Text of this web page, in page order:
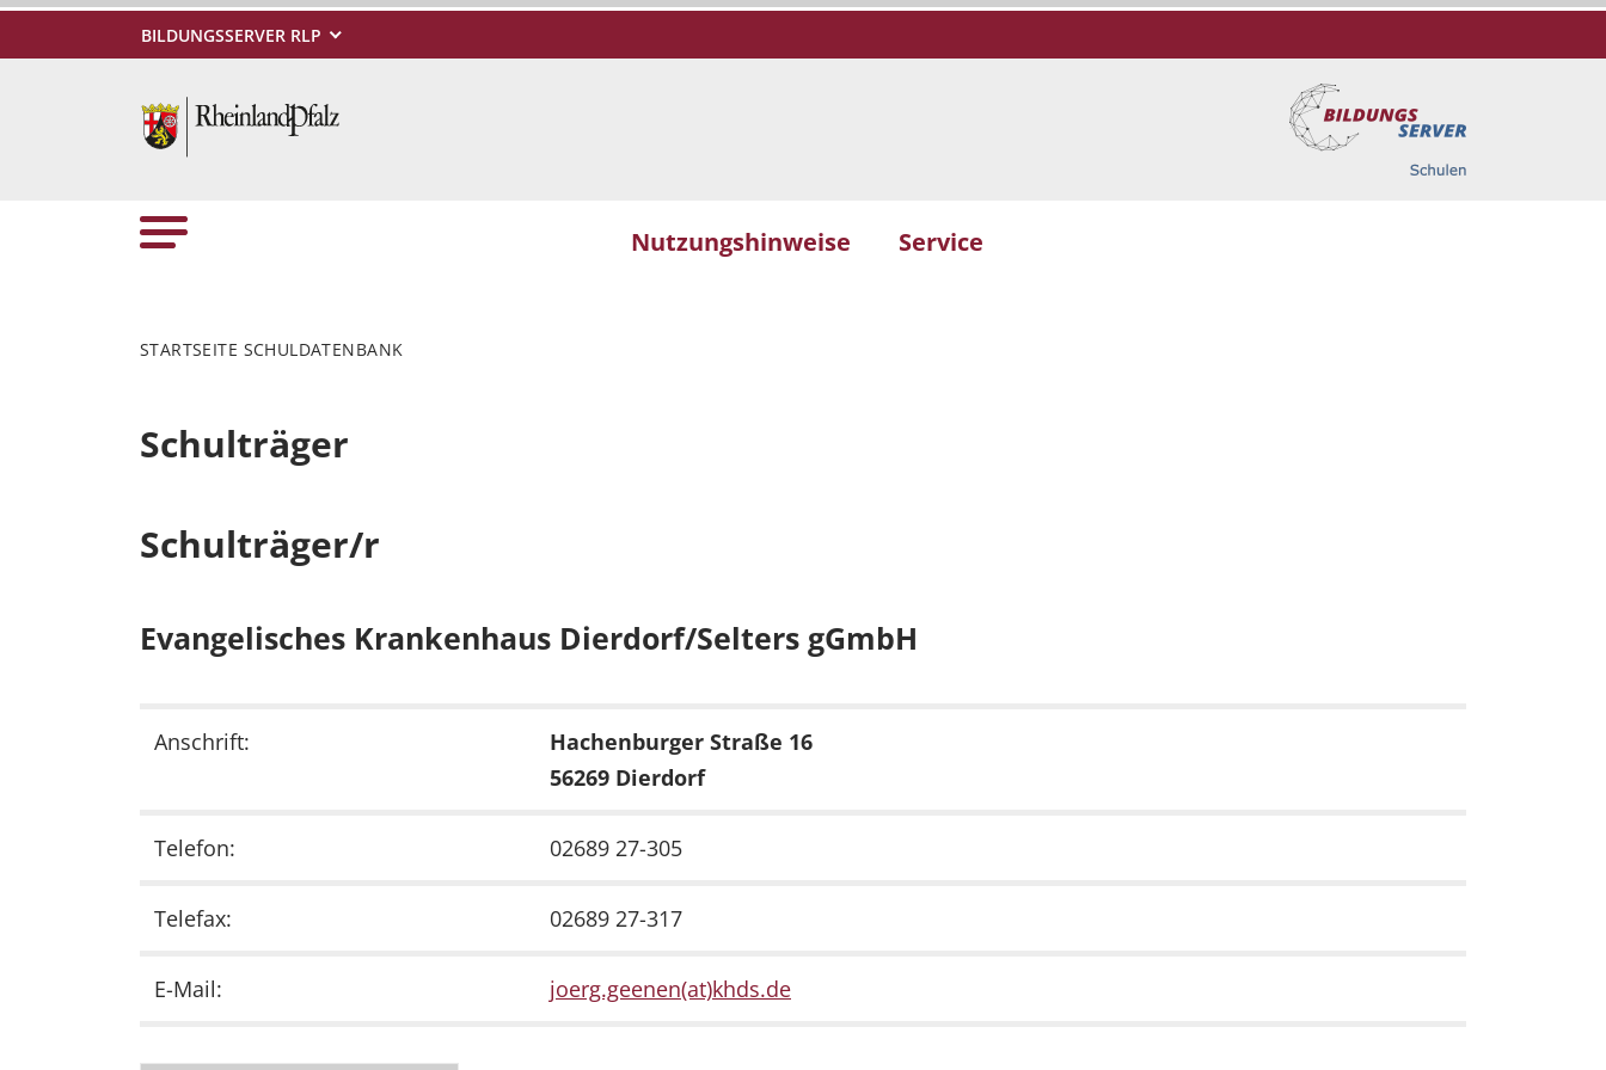
BILDUNGSSERVER RLP
Nutzungshinweise Service
STARTSEITE SCHULDATENBANK
Schulträger
Schulträger/r
Evangelisches Krankenhaus Dierdorf/Selters gGmbH
Anschrift:
Hachenburger Straße 16
56269 Dierdorf
Telefon: 02689 27-305
Telefax: 02689 27-317
E-Mail: joerg.geenen(at)khds.de